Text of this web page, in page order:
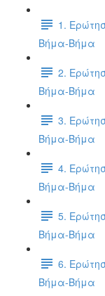
1.
Βήμα-Βήμα
2.
Βήμα-Βήμα
3.
Βήμα-Βήμα
4.
Βήμα-Βήμα
5.
Βήμα-Βήμα
6.
Βήμα-Βήμα